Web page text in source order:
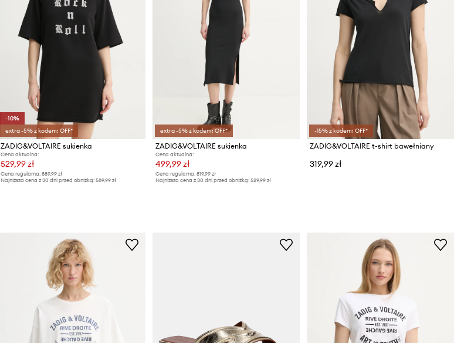
-10%
extra -5% z kodem: OFF*
ZADIG&VOLTAIRE sukienka
Cena aktualna:
529,99 zł
Cena regularna: 889,99 zł
Najniższa cena z 30 dni przed obniżką: 589,99 zł
extra -5% z kodem: OFF*
ZADIG&VOLTAIRE sukienka
Cena aktualna:
499,99 zł
Cena regularna: 819,99 zł
Najniższa cena z 30 dni przed obniżką: 529,99 zł
-15% z kodem: OFF*
ZADIG&VOLTAIRE t-shirt bawełniany
319,99 zł